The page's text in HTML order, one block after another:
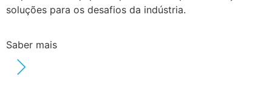
soluções para os desafios da indústria.
Saber mais